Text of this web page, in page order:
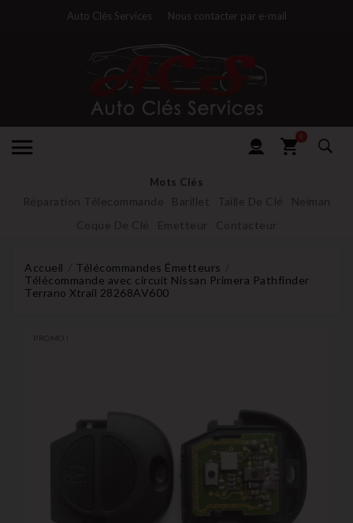
Auto Clés Services Nous contacter par e-mail
0
Mots Clés
Réparation Télecommande Barillet Taille De Clé
Neiman
Coque De Clé
Emetteur Contacteur
Accueil
Télécommandes Émetteurs
Télécommande avec circuit Nissan Primera Pathfinder
Terrano Xtrail 28268AV600